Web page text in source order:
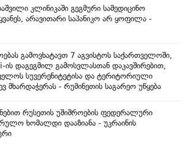
კლინიკაში გეგმური სამედიცინო
არავითარი საპანიკო არ ყოფილა -
გამოვხატავთ 7 აგვისტოს საქართველოში,
ის დაგეგმილ გამოსვლასთან დაკავშირებით,
სუვერენიტეტისა და ტერიტორიული
მხარდაჭერას - რუმინეთის საგარეო უწყება
რუსეთის უშიშროების ფედერალური
ხომალდი დააზიანა - უკრაინის